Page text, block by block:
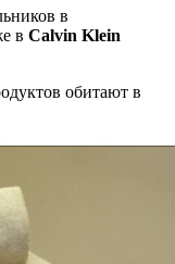
в
в Calvin Klein
обитают в